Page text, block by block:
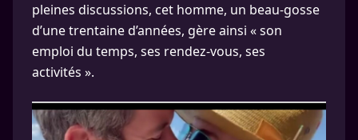
pleines discussions, cet homme, un beau-gosse
d’une trentaine d’années, gère ainsi « son
emploi du temps, ses rendez-vous, ses
activités ».